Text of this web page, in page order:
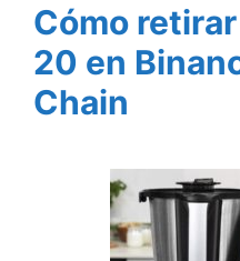
Cómo
20 en
Chain